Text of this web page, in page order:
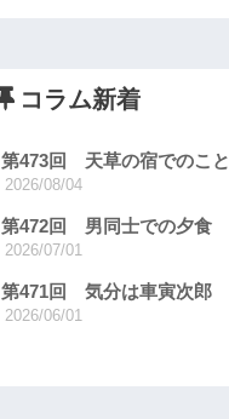
コラム新着
第473回 天草の宿でのこと
2026/08/04
第472回 男同士での夕食
2026/07/01
第471回 気分は車寅次郎
2026/06/01